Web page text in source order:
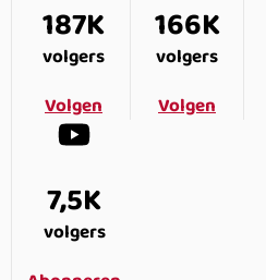
187K
volgers
Volgen
166K
volgers
Volgen
7,5K
volgers